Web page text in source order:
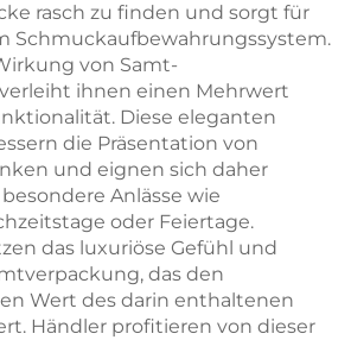
rasch zu finden und sorgt für
Schmuckaufbewahrungssystem.
von Samt-
ihnen einen Mehrwert
Diese eleganten
die Präsentation von
und eignen sich daher
Anlässe wie
oder Feiertage.
das luxuriöse Gefühl und
das den
Wert des darin enthaltenen
Händler profitieren von dieser